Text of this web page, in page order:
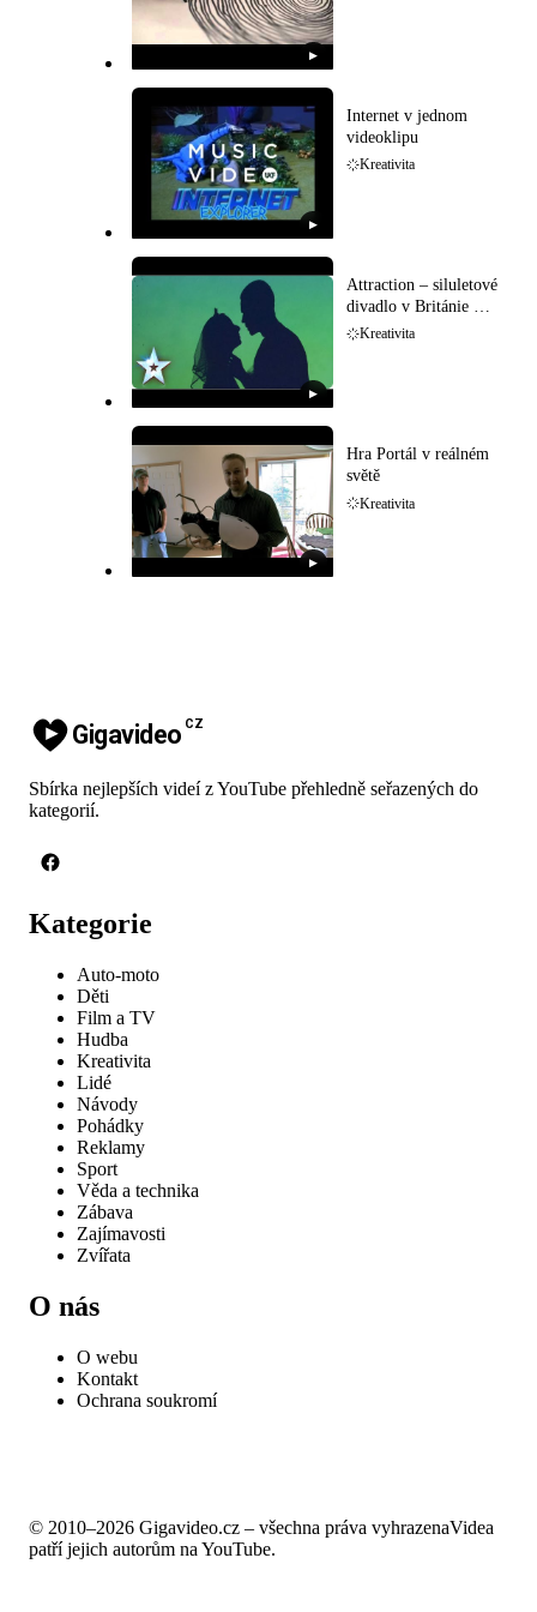
▶
▶
Internet v jednom
videoklipu
Kreativita
▶
Attraction – siluletové
divadlo v Británie má
talent
Kreativita
▶
Hra Portál v reálném
světě
Kreativita
Gigavideo CZ
Sbírka nejlepších videí z YouTube přehledně seřazených do
kategorií.
Kategorie
Auto-moto
Děti
Film a TV
Hudba
Kreativita
Lidé
Návody
Pohádky
Reklamy
Sport
Věda a technika
Zábava
Zajímavosti
Zvířata
O nás
O webu
Kontakt
Ochrana soukromí
© 2010–2026 Gigavideo.cz – všechna práva vyhrazenaVidea
patří jejich autorům na YouTube.